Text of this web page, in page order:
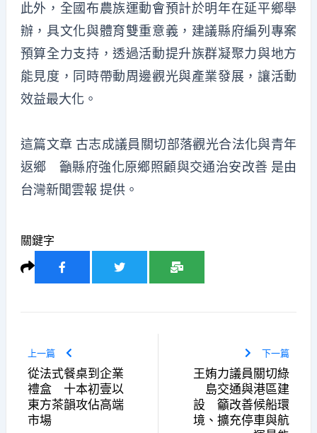
此外，全國布農族運動會預計於明年在延平鄉舉
辦，具文化與體育雙重意義，建議縣府編列專案
預算全力支持，透過活動提升族群凝聚力與地方
能見度，同時帶動周邊觀光與產業發展，讓活動
效益最大化。
這篇文章 古志成議員關切部落觀光合法化與青年
返鄉 籲縣府強化原鄉照顧與交通治安改善 是由
台灣新聞雲報 提供。
關鍵字
上一篇
從法式餐桌到企業
禮盒 十本初壹以
東方茶韻攻佔高端
市場
下一篇
王姷力議員關切綠
島交通與港區建
設 籲改善候船環
境、擴充停車與航